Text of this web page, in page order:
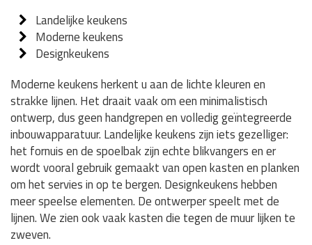
Landelijke keukens
Moderne keukens
Designkeukens
Moderne keukens herkent u aan de lichte kleuren en
strakke lijnen. Het draait vaak om een minimalistisch
ontwerp, dus geen handgrepen en volledig geïntegreerde
inbouwapparatuur. Landelijke keukens zijn iets gezelliger:
het fornuis en de spoelbak zijn echte blikvangers en er
wordt vooral gebruik gemaakt van open kasten en planken
om het servies in op te bergen. Designkeukens hebben
meer speelse elementen. De ontwerper speelt met de
lijnen. We zien ook vaak kasten die tegen de muur lijken te
zweven.